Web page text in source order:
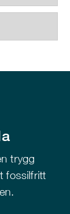
trygg
fossilfritt